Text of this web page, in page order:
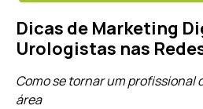
Dicas de Marketing
Urologistas nas
Como se tornar um profissional
área